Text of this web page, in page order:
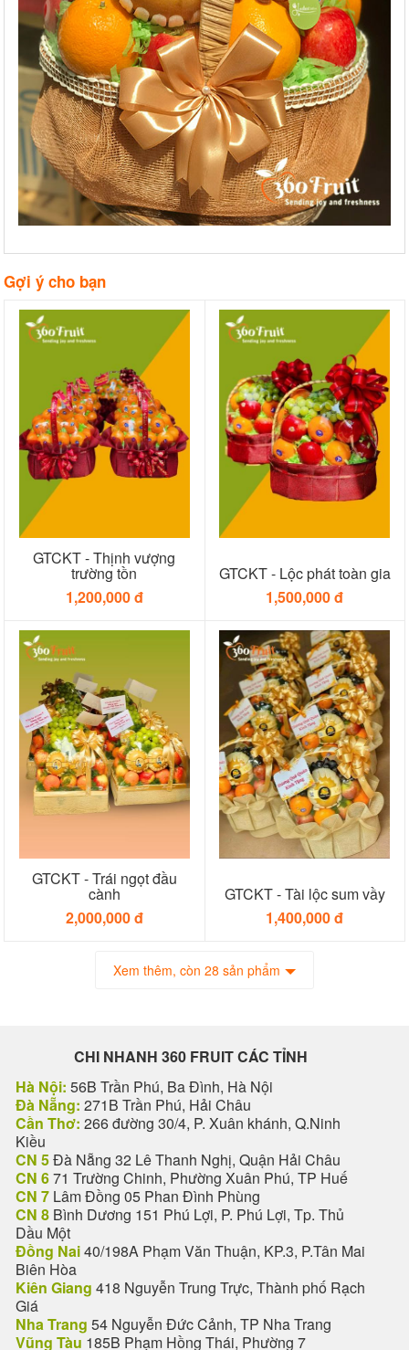
Gợi ý cho bạn
GTCKT - Thịnh vượng
trường tồn
1,200,000 đ
GTCKT - Lộc phát toàn gia
1,500,000 đ
GTCKT - Trái ngọt đầu
cành
2,000,000 đ
GTCKT - Tài lộc sum vầy
1,400,000 đ
Xem thêm, còn 28 sản phẩm
CHI NHANH 360 FRUIT CÁC TỈNH
Hà Nội: 56B Trần Phú, Ba Đình, Hà Nội
Đà Nẵng: 271B Trần Phú, Hải Châu
Cần Thơ: 266 đường 30/4, P. Xuân khánh, Q.Ninh
Kiều
CN 5Đà Nẵng 32 Lê Thanh Nghị, Quận Hải Châu
CN 671 Trường Chinh, Phường Xuân Phú, TP Huế
CN 7 Lâm Đồng 05 Phan Đình Phùng
CN 8 Bình Dương 151 Phú Lợi, P. Phú Lợi, Tp. Thủ
Dầu Một
Đồng Nai40/198A Phạm Văn Thuận, KP.3, P.Tân Mai
Biên Hòa
Kiên Giang 418 Nguyễn Trung Trực, Thành phố Rạch
Giá
Nha Trang 54 Nguyễn Đức Cảnh, TP Nha Trang
Vũng Tàu 185B Phạm Hồng Thái, Phường 7